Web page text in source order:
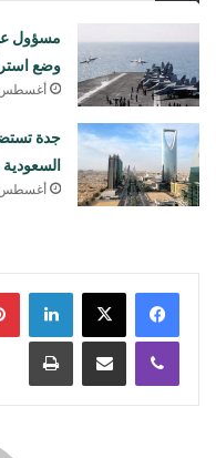
مسؤول
وضع
أغسطس 8,
جدة
السعودية
أغسطس 7,
ڤايبر مشاركة عبر البريد